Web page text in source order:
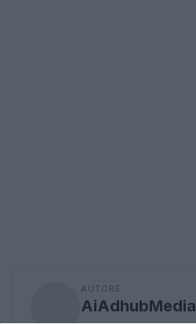
AUTORE
AiAdhubMedia